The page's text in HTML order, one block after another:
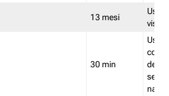
13 mesi
30 min